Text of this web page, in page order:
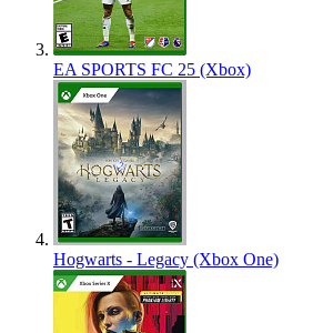
EA SPORTS FC 25 (Xbox)
Hogwarts - Legacy (Xbox One)